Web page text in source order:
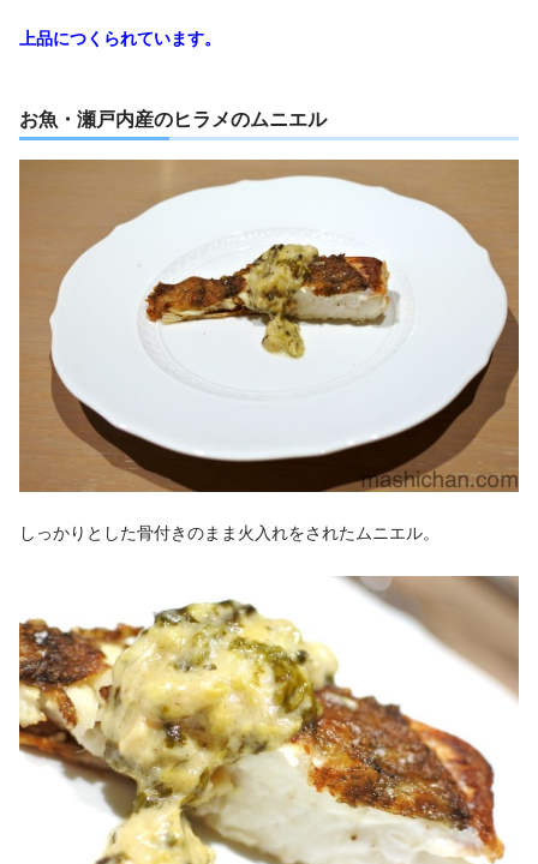
上品につくられています。
お魚・瀬戸内産のヒラメのムニエル
しっかりとした骨付きのまま火入れをされたムニエル。